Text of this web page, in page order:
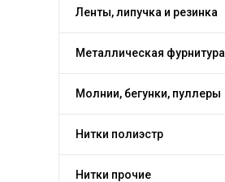
Ленты, липучка и резинка
Металлическая фурнитура
Молнии, бегунки, пуллеры
Нитки полиэстр
Нитки прочие